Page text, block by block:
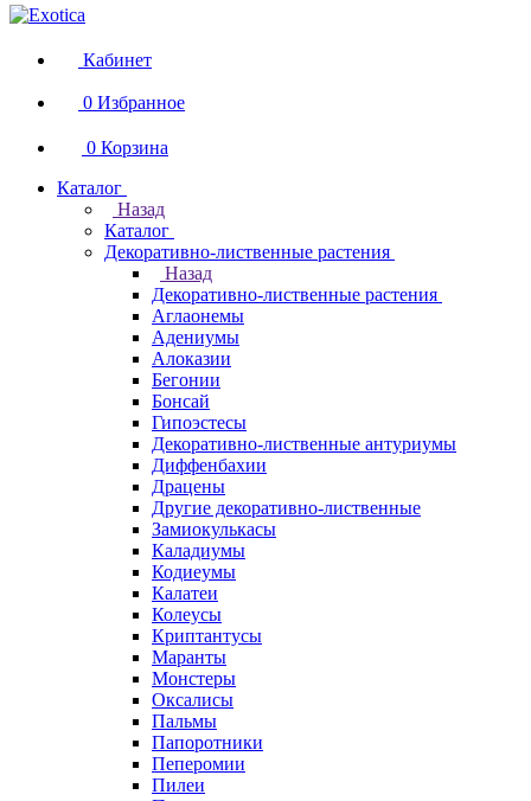
Кабинет
0 Избранное
0 Корзина
Каталог
Назад
Каталог
Декоративно-лиственные растения
Назад
Декоративно-лиственные растения
Аглаонемы
Адениумы
Алоказии
Бегонии
Бонсай
Гипоэстесы
Декоративно-лиственные антуриумы
Диффенбахии
Драцены
Другие декоративно-лиственные
Замиокулькасы
Каладиумы
Кодиеумы
Калатеи
Колеусы
Криптантусы
Маранты
Монстеры
Оксалисы
Пальмы
Папоротники
Пеперомии
Пилеи